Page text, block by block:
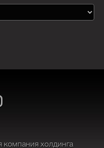
холдинга